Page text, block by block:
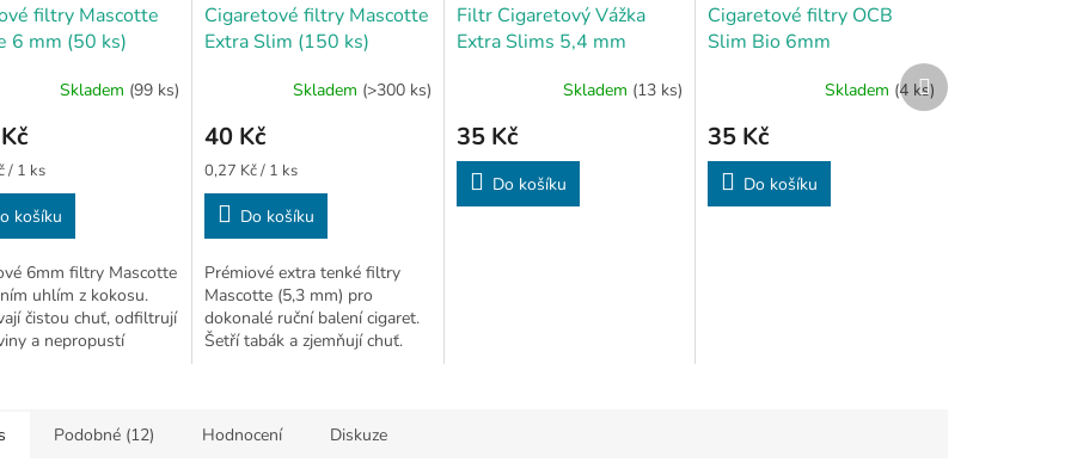
filtry Mascotte
6 mm (50 ks)
Skladem (99 ks)
/ 1 ks
košíku
6mm filtry Mascotte
uhlím z kokosu.
čistou chuť, odfiltrují
a nepropustí
Cigaretové filtry Mascotte
Extra Slim (150 ks)
Skladem (>300 ks)
40 Kč
Měrná
cena:
0,27 Kč / 1 ks
Do košíku
Prémiové extra tenké filtry
Mascotte (5,3 mm) pro
dokonalé ruční balení cigaret.
Šetří tabák a zjemňují chuť.
Filtr Cigaretový Vážka
Extra Slims 5,4 mm
Skladem (13 ks)
35 Kč
Do košíku
Cigaretové filtry OCB
Slim Bio 6mm
CIGARETOVÉ FILTRY
Skladem (4 ks)
35 Kč
Do košíku
Další
produkt
Podobné (12) Hodnocení Diskuze